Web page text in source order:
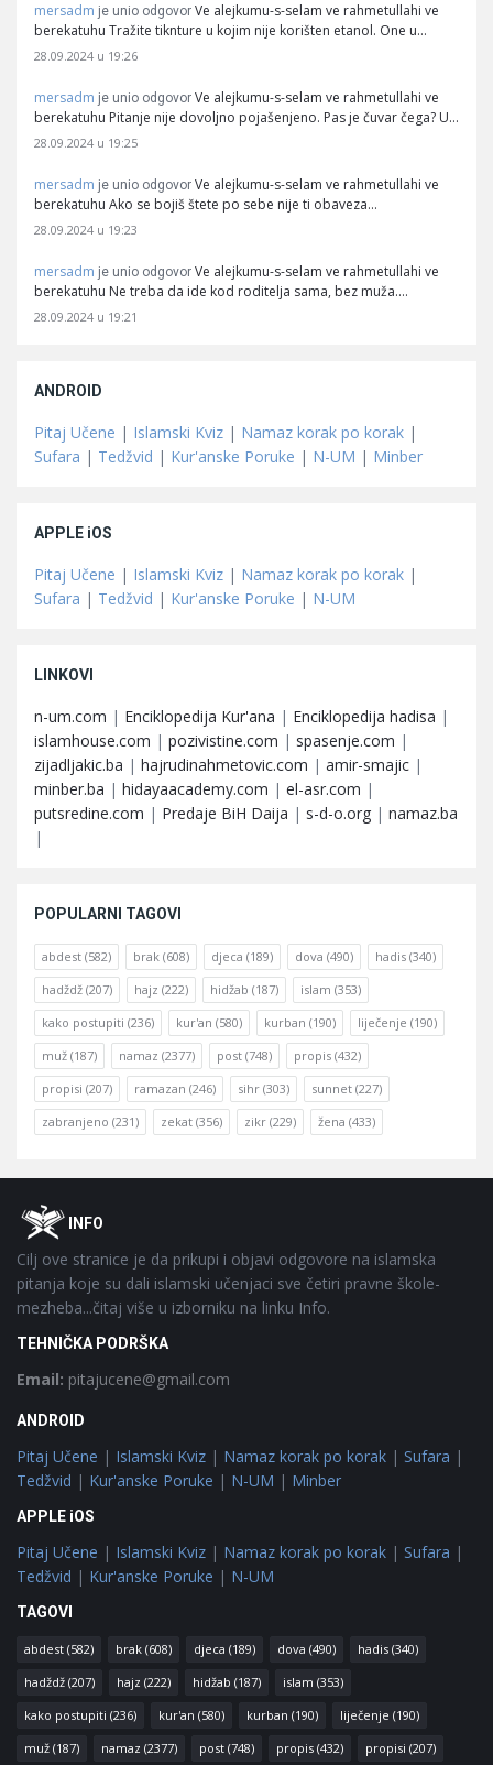
mersadm je unio odgovor Ve alejkumu-s-selam ve rahmetullahi ve
berekatuhu Tražite tiknture u kojim nije korišten etanol. One u…
28.09.2024 u 19:26
mersadm je unio odgovor Ve alejkumu-s-selam ve rahmetullahi ve
berekatuhu Pitanje nije dovoljno pojašenjeno. Pas je čuvar čega? U…
28.09.2024 u 19:25
mersadm je unio odgovor Ve alejkumu-s-selam ve rahmetullahi ve
berekatuhu Ako se bojiš štete po sebe nije ti obaveza…
28.09.2024 u 19:23
mersadm je unio odgovor Ve alejkumu-s-selam ve rahmetullahi ve
berekatuhu Ne treba da ide kod roditelja sama, bez muža.…
28.09.2024 u 19:21
ANDROID
Pitaj Učene | Islamski Kviz | Namaz korak po korak |
Sufara | Tedžvid | Kur'anske Poruke | N-UM | Minber
APPLE iOS
Pitaj Učene | Islamski Kviz | Namaz korak po korak |
Sufara | Tedžvid | Kur'anske Poruke | N-UM
LINKOVI
n-um.com | Enciklopedija Kur'ana | Enciklopedija hadisa |
islamhouse.com | pozivistine.com | spasenje.com |
zijadljakic.ba | hajrudinahmetovic.com | amir-smajic |
minber.ba | hidayaacademy.com | el-asr.com |
putsredine.com | Predaje BiH Daija | s-d-o.org | namaz.ba
|
POPULARNI TAGOVI
abdest (582) brak (608) djeca (189) dova (490) hadis (340)
hadždž (207) hajz (222) hidžab (187) islam (353)
kako postupiti (236) kur'an (580) kurban (190) liječenje (190)
muž (187) namaz (2377) post (748) propis (432)
propisi (207) ramazan (246) sihr (303) sunnet (227)
zabranjeno (231) zekat (356) zikr (229) žena (433)
FooterOINFO
Cilj ove stranice je da prikupi i objavi odgovore na islamska
pitanja koje su dali islamski učenjaci sve četiri pravne škole-
mezheba...čitaj više u izborniku na linku Info.
TEHNIČKA PODRŠKA
Email: pitajucene@gmail.com
ANDROID
Pitaj Učene | Islamski Kviz | Namaz korak po korak | Sufara |
Tedžvid | Kur'anske Poruke | N-UM | Minber
APPLE iOS
Pitaj Učene | Islamski Kviz | Namaz korak po korak | Sufara |
Tedžvid | Kur'anske Poruke | N-UM
TAGOVI
abdest (582) brak (608) djeca (189) dova (490) hadis (340)
hadždž (207) hajz (222) hidžab (187) islam (353)
kako postupiti (236) kur'an (580) kurban (190) liječenje (190)
muž (187) namaz (2377) post (748) propis (432) propisi (207)